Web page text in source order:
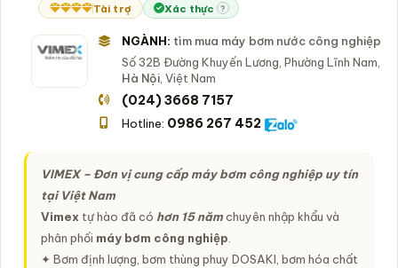
Tài trợ Xác thực ?
NGÀNH: tìm mua máy bơm nước công nghiệp
Số 32B Đường Khuyến Lương, Phường Lĩnh Nam,
Hà Nội, Việt Nam
(024) 3668 7157
Hotline: 0986 267 452
VIMEX – Đơn vị cung cấp máy bơm công nghiệp uy tín
tại Việt Nam
Vimex tự hào đã có hơn 15 nămchuyên nhập khẩu và
phân phối máy bơm công nghiệp
✦ Bơm định lượng, bơm thùng phuy DOSAKI, bơm hóa chất